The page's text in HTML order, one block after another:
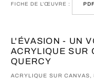
FICHE DE L’ŒUVRE :
L'ÉVASION - UN
ACRYLIQUE SUR
QUERCY
ACRYLIQUE SUR